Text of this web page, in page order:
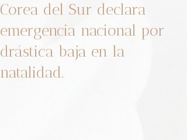
Corea del Sur declara
emergencia nacional por
drástica baja en la
natalidad.